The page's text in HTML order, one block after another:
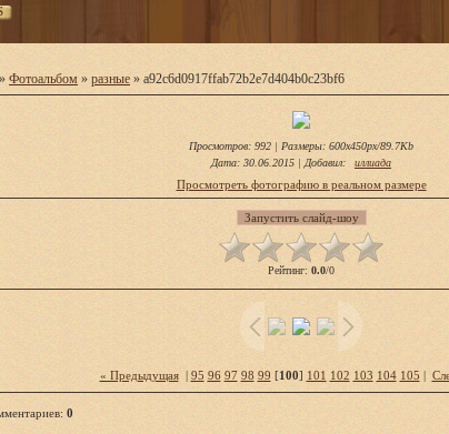
» Фотоальбом » разные » a92c6d0917ffab72b2e7d404b0c23bf6
Просмотров: 992 | Размеры: 600x450px/89.7Kb
Дата: 30.06.2015 | Добавил: иллиада
Просмотреть фотографию в реальном размере
Рейтинг: 0.0/0
« Предыдущая| 95 96 97 98 99 [100] 101 102 103 104 105 |
: 0